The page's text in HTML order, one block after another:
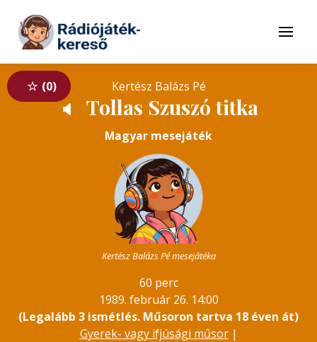
Tovább a tartalomhoz
Menü
0 Kertész Balázs Pé
🔈 Tollas Szuszó titka
Magyar mesejáték
Kertész Balázs Pé mesejátéka
60 perc
1989. február 26. 14:00
(Legalább 3 ismétlés. Műsoron tartva 18 éven át)
Gyerek- vagy ifjúsági műsor|